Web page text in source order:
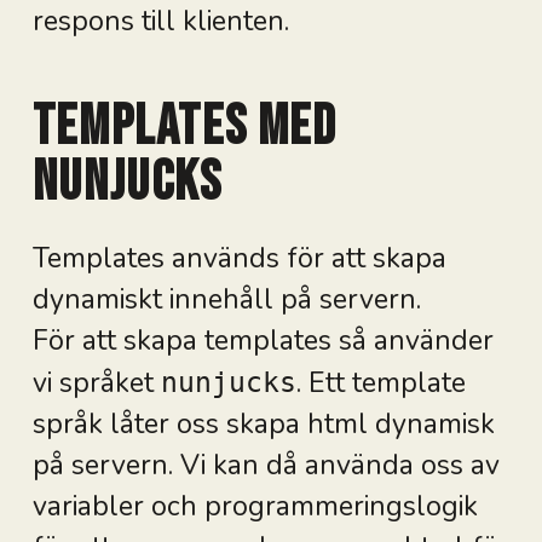
respons till klienten.
Templates med
nunjucks
Templates används för att skapa
dynamiskt innehåll på servern.
För att skapa templates så använder
vi språket nunjucks. Ett template
språk låter oss skapa html dynamisk
på servern. Vi kan då använda oss av
variabler och programmeringslogik